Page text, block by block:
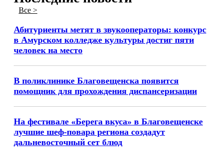
Все >
Абитуриенты метят в звукооператоры: конкурс
в Амурском колледже культуры достиг пяти
человек на место
В поликлинике Благовещенска появится
помощник для прохождения диспансеризации
На фестивале «Берега вкуса» в Благовещенске
лучшие шеф-повара региона создадут
дальневосточный сет блюд